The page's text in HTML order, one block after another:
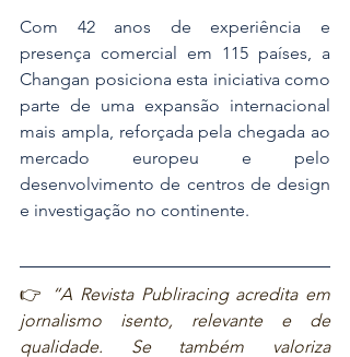
Com 42 anos de experiência e
presença comercial em 115 países, a
Changan posiciona esta iniciativa como
parte de uma expansão internacional
mais ampla, reforçada pela chegada ao
mercado europeu e pelo
desenvolvimento de centros de design
e investigação no continente.
👉
“A Revista Publiracing acredita em
jornalismo isento, relevante e de
qualidade. Se também valoriza